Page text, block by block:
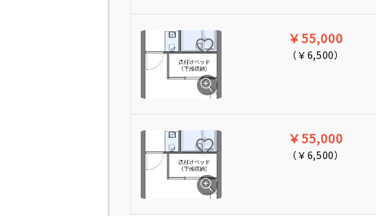
￥55,000
（￥6,500）
￥55,000
（￥6,500）